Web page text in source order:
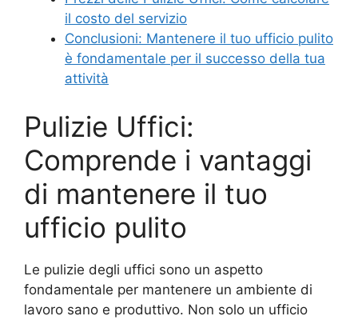
il costo del servizio
Conclusioni: Mantenere il tuo ufficio pulito
è fondamentale per il successo della tua
attività
Pulizie Uffici:
Comprende i vantaggi
di mantenere il tuo
ufficio pulito
Le pulizie degli uffici sono un aspetto
fondamentale per mantenere un ambiente di
lavoro sano e produttivo. Non solo un ufficio